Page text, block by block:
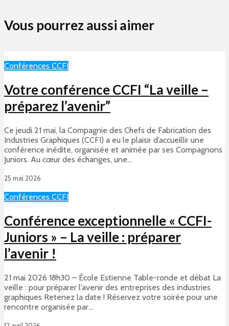
Vous pourrez aussi aimer
Conférences CCFI
Votre conférence CCFI “La veille –
préparez l’avenir”
Ce jeudi 21 mai, la Compagnie des Chefs de Fabrication des
Industries Graphiques (CCFI) a eu le plaisir d’accueillir une
conférence inédite, organisée et animée par ses Compagnons
Juniors. Au cœur des échanges, une...
25 mai 2026
Conférences CCFI
Conférence exceptionnelle « CCFI-
Juniors » – La veille : préparer
l’avenir !
21 mai 2026 18h30 – École Estienne Table-ronde et débat La
veille : pour préparer l’avenir des entreprises des industries
graphiques Retenez la date ! Réservez votre soirée pour une
rencontre organisée par...